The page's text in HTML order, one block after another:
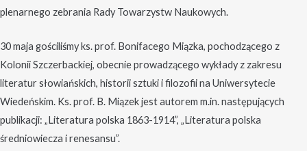
plenarnego zebrania Rady Towarzystw Naukowych.
30 maja gościliśmy ks. prof. Bonifacego Miązka, pochodzącego z
Kolonii Szczerbackiej, obecnie prowadzącego wykłady z zakresu
literatur słowiańskich, historii sztuki i filozofii na Uniwersytecie
Wiedeńskim. Ks. prof. B. Miązek jest autorem m.in. następujących
publikacji: „Literatura polska 1863-1914”, „Literatura polska
średniowiecza i renesansu”.